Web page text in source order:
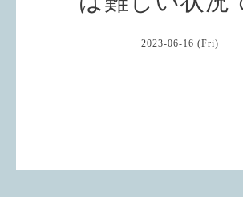
2023-06-16 (Fri)